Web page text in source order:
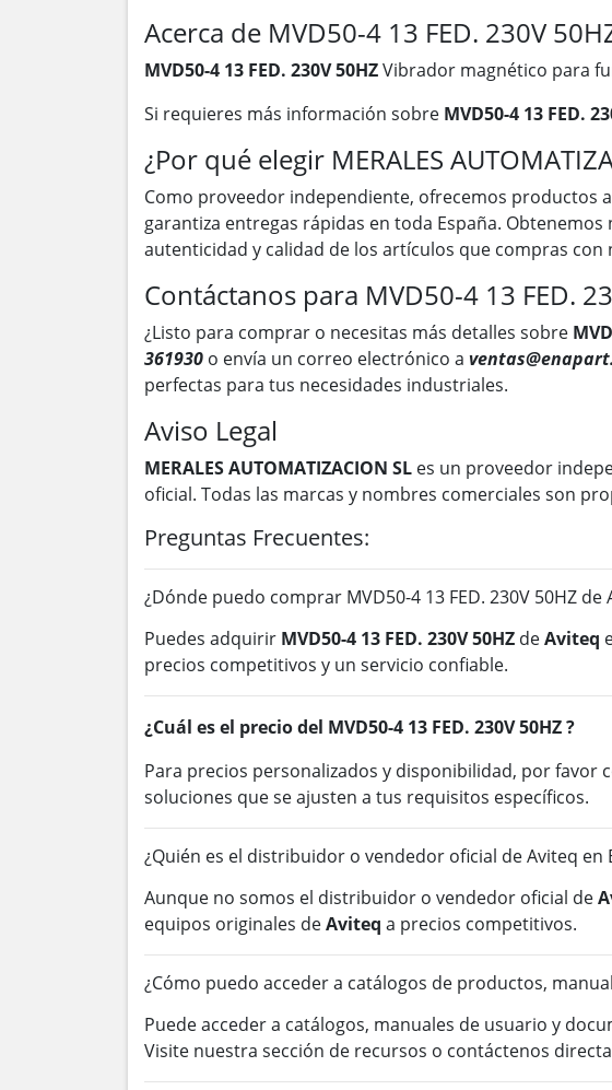
Acerca de MVD50-4 13 FED. 230V
MVD50-4 13 FED. 230V 50HZVibrador magnético para
Si requieres más información sobre MVD50-4 13 FED.
¿Por qué elegir MERALES
Como proveedor independiente, ofrecemos productos
garantiza entregas rápidas en toda España.
autenticidad y calidad de los artículos que compras con
Contáctanos para MVD50-4 13 FED.
¿Listo para comprar o necesitas más detalles sobre
361930 o envía un correo electrónico a
perfectas para tus necesidades industriales.
Aviso Legal
MERALES AUTOMATIZACION SL es un proveedor
oficial. Todas las marcas y nombres comerciales son
Preguntas Frecuentes:
¿Dónde puedo comprar MVD50-4 13 FED. 230V 50HZ de
Puedes adquirir MVD50-4 13 FED. 230V 50HZ deAviteq
precios competitivos y un servicio confiable.
¿Cuál es el precio del MVD50-4 13 FED. 230V 50HZ ?
Para precios personalizados y disponibilidad, por favor
soluciones que se ajusten a tus requisitos específicos.
¿Quién es el distribuidor o vendedor oficial de Aviteq en
Aunque no somos el distribuidor o vendedor oficial de
equipos originales deAviteq a precios competitivos.
¿Cómo puedo acceder a catálogos de productos,
Puede acceder a catálogos, manuales de usuario y
Visite nuestra sección de recursos o contáctenos